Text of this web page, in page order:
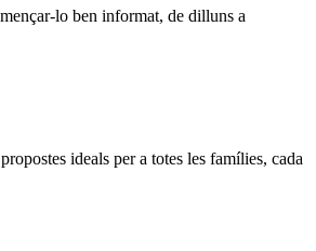
lo ben informat, de dilluns a
ideals per a totes les famílies, cada